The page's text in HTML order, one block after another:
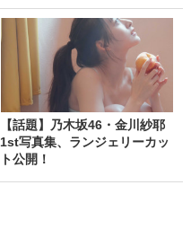
【話題】乃木坂46・金川紗耶
1st写真集、ランジェリーカッ
ト公開！